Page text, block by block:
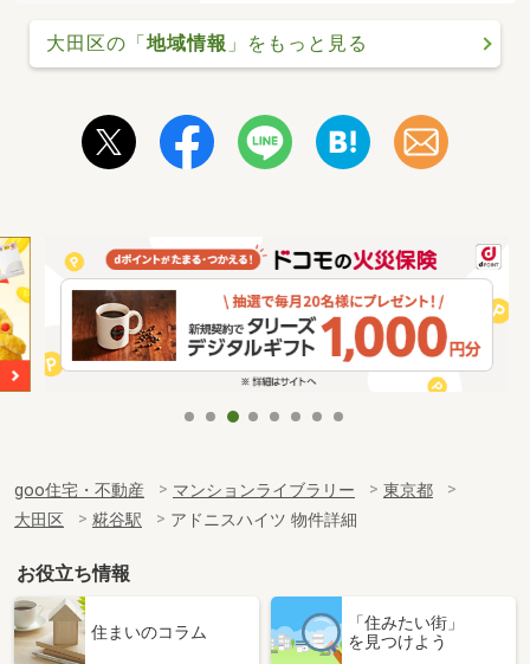
大田区の「地域情報 」をもっと見る
goo住宅・不動産 マンションライブラリー
東京都
大田区
糀谷駅 アドニスハイツ 物件詳細
お役立ち情報
住まいのコラム
「住みたい街」
を見つけよう